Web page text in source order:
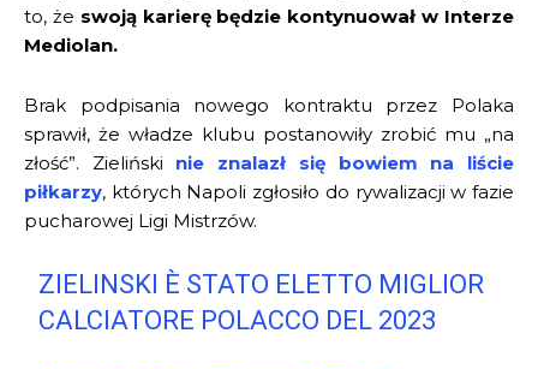
to, że swoją karierę będzie kontynuował w Interze
Mediolan.
Brak podpisania nowego kontraktu przez Polaka
sprawił, że władze klubu postanowiły zrobić mu „na
złość”. Zieliński nie znalazł się bowiem na liście
piłkarzy, których Napoli zgłosiło do rywalizacji w fazie
pucharowej Ligi Mistrzów.
ZIELINSKI È STATO ELETTO MIGLIOR
CALCIATORE POLACCO DEL 2023